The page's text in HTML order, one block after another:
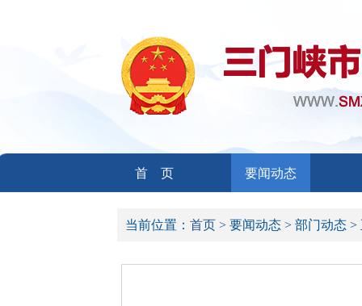
首 页 要闻动态
当前位置： 首页 > 要闻动态 > 部门动态 >